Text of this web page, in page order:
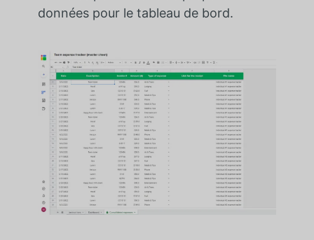
données pour le tableau de bord.